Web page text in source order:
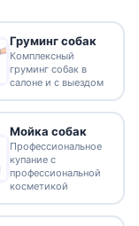
Груминг собак
Комплексный
груминг собак в
салоне и с выездом
Мойка собак
Профессиональное
купание с
профессиональной
косметикой